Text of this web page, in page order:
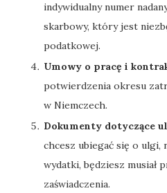
indywidualny numer
skarbowy, który jest
podatkowej.
Umowy o pracę i
potwierdzenia okresu
w Niemczech.
Dokumenty dotyczące
chcesz ubiegać się o ulgi,
wydatki, będziesz musiał
zaświadczenia.